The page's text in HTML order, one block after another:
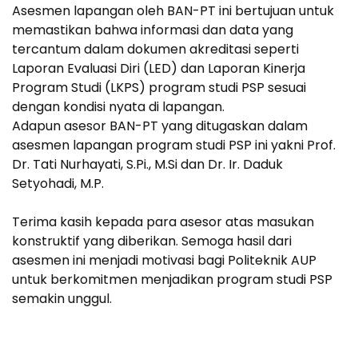
Asesmen lapangan oleh BAN-PT ini bertujuan untuk
memastikan bahwa informasi dan data yang
tercantum dalam dokumen akreditasi seperti
Laporan Evaluasi Diri (LED) dan Laporan Kinerja
Program Studi (LKPS) program studi PSP sesuai
dengan kondisi nyata di lapangan.
Adapun asesor BAN-PT yang ditugaskan dalam
asesmen lapangan program studi PSP ini yakni Prof.
Dr. Tati Nurhayati, S.Pi., M.Si dan Dr. Ir. Daduk
Setyohadi, M.P.
Terima kasih kepada para asesor atas masukan
konstruktif yang diberikan. Semoga hasil dari
asesmen ini menjadi motivasi bagi Politeknik AUP
untuk berkomitmen menjadikan program studi PSP
semakin unggul.